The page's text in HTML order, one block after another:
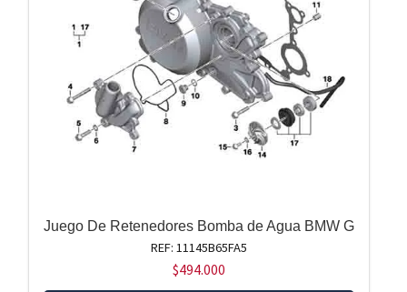
Juego De Retenedores Bomba de Agua BMW G
REF: 11145B65FA5
$494.000